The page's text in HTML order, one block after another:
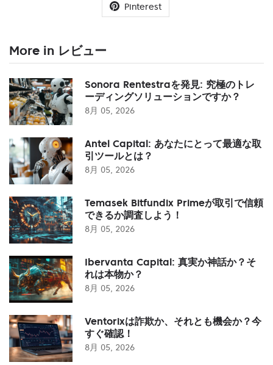
Pinterest
More in レビュー
Sonora Rentestraを発見: 究極のトレ
ーディングソリューションですか？
8月 05, 2026
Antel Capital: あなたにとって最適な取
引ツールとは？
8月 05, 2026
Temasek Bitfundix Primeが取引で信頼
できるか調査しよう！
8月 05, 2026
Ibervanta Capital: 真実か神話か？そ
れは本物か？
8月 05, 2026
Ventorixは詐欺か、それとも機会か？今
すぐ確認！
8月 05, 2026